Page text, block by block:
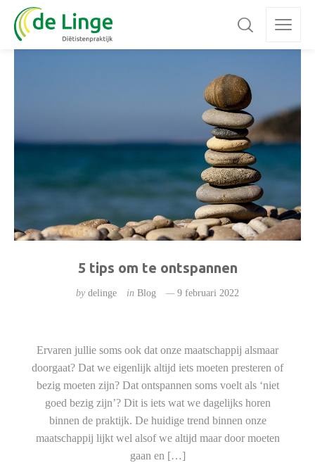
5 tips om te ontspannen
by delinge in Blog 9 februari 2022
Ervaren jullie soms ook dat onze maatschappij alsmaar
doorgaat? Dat we eigenlijk altijd iets moeten presteren of
bezig moeten zijn? Dat ontspannen soms voelt als ‘niet
goed bezig zijn’? Dit is iets wat we dagelijks horen
binnen de praktijk. De huidige trend binnen onze
maatschappij lijkt wel alsof we altijd maar door moeten
gaan en […]